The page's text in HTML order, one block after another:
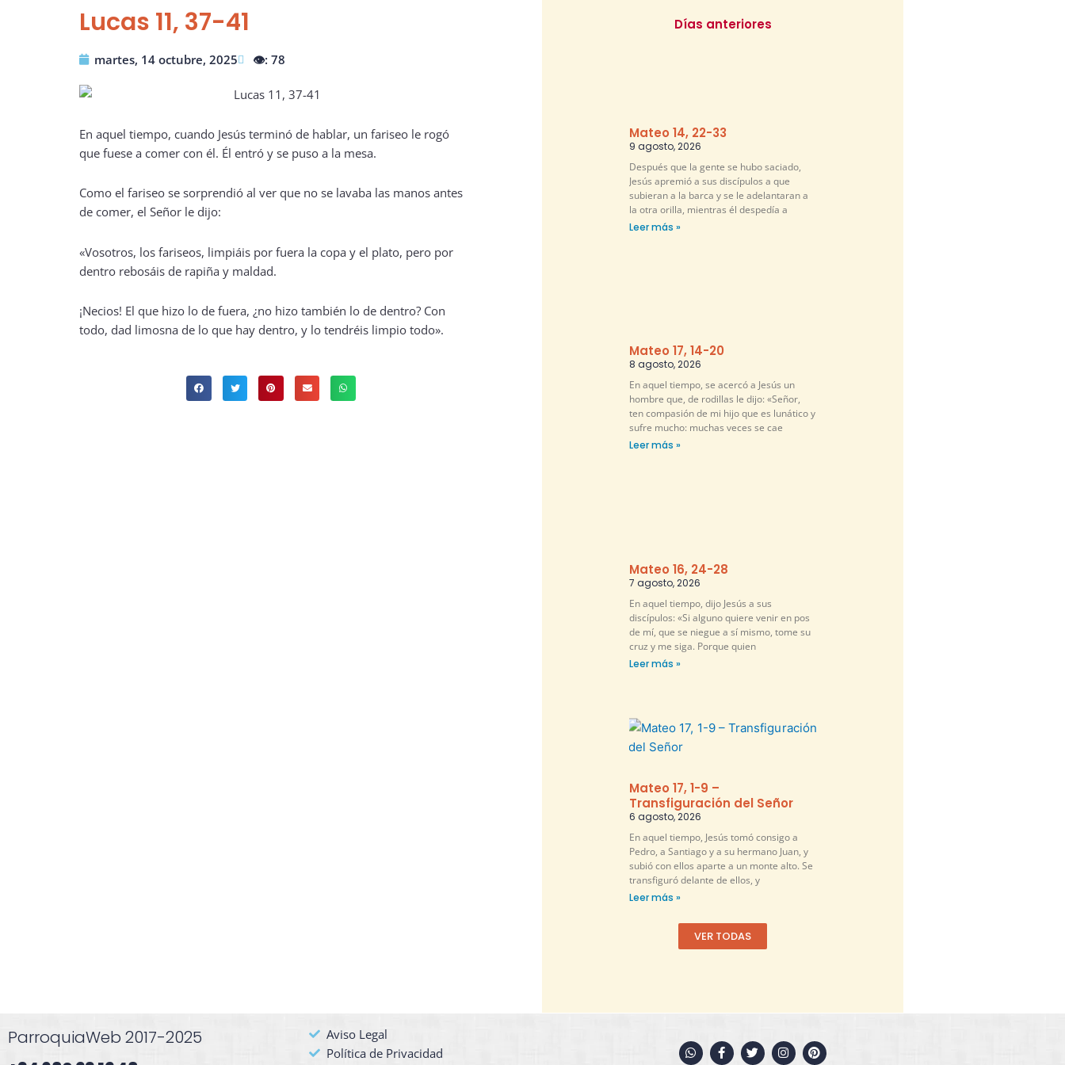
Lucas 11, 37-41
martes, 14 octubre, 2025 👁️: 78
En aquel tiempo, cuando Jesús terminó de hablar, un fariseo le rogó
que fuese a comer con él. Él entró y se puso a la mesa.
Como el fariseo se sorprendió al ver que no se lavaba las manos antes
de comer, el Señor le dijo:
«Vosotros, los fariseos, limpiáis por fuera la copa y el plato, pero por
dentro rebosáis de rapiña y maldad.
¡Necios! El que hizo lo de fuera, ¿no hizo también lo de dentro? Con
todo, dad limosna de lo que hay dentro, y lo tendréis limpio todo».
Días anteriores
Mateo 14, 22-33
9 agosto, 2026
Después que la gente se hubo saciado,
Jesús apremió a sus discípulos a que
subieran a la barca y se le adelantaran a
la otra orilla, mientras él despedía a
Leer más »
Mateo 17, 14-20
8 agosto, 2026
En aquel tiempo, se acercó a Jesús un
hombre que, de rodillas le dijo: «Señor,
ten compasión de mi hijo que es lunático y
sufre mucho: muchas veces se cae
Leer más »
Mateo 16, 24-28
7 agosto, 2026
En aquel tiempo, dijo Jesús a sus
discípulos: «Si alguno quiere venir en pos
de mí, que se niegue a sí mismo, tome su
cruz y me siga. Porque quien
Leer más »
Mateo 17, 1-9 –
Transfiguración del Señor
6 agosto, 2026
En aquel tiempo, Jesús tomó consigo a
Pedro, a Santiago y a su hermano Juan, y
subió con ellos aparte a un monte alto. Se
transfiguró delante de ellos, y
Leer más »
VER TODAS
ParroquiaWeb 2017-2025
Aviso Legal
Política de Privacidad
W
h
F
a
T
w
I
n
P
i